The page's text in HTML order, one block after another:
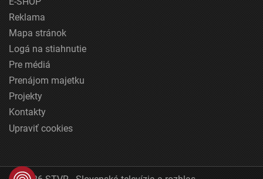
Reklama
Mapa stránok
Logá na stiahnutie
Pre médiá
Prenájom majetku
Projekty
Kontakty
Upraviť cookies